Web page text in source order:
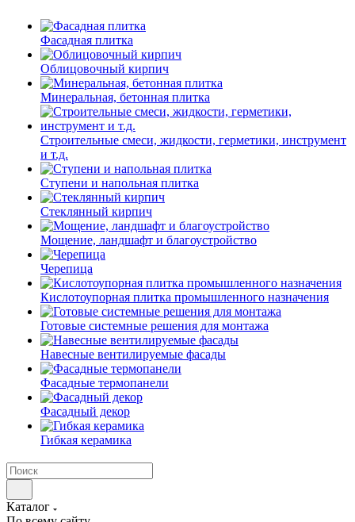
Фасадная плитка
Облицовочный кирпич
Минеральная, бетонная плитка
Строительные смеси, жидкости, герметики, инструмент
и т.д.
Ступени и напольная плитка
Cтеклянный кирпич
Мощение, ландшафт и благоустройство
Черепица
Кислотоупорная плитка промышленного назначения
Готовые системные решения для монтажа
Навесные вентилируемые фасады
Фасадные термопанели
Фасадный декор
Гибкая керамика
Каталог